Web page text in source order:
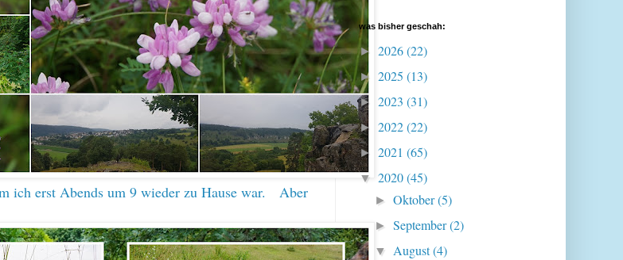
ich erst Abends um 9 wieder zu Hause war. Aber
was bisher geschah:
► 2026(22)
► 2025 (13)
► 2023 (31)
► 2022(22)
► 2021 (65)
▼ 2020(45)
►Oktober(5)
►September(2)
▼ August(4)